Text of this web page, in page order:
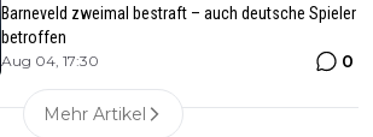
Barneveld zweimal bestraft – auch deutsche Spieler
betroffen
Aug 04, 17:30 0
Mehr Artikel